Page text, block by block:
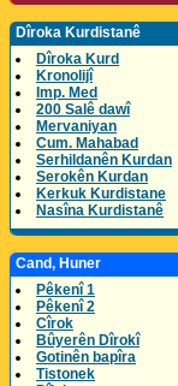
Dîroka Kurdistanê
Dîroka Kurd
Kronolijî
Imp. Med
200 Salê dawî
Mervaniyan
Cum. Mahabad
Serhildanên Kurdan
Serokên Kurdan
Kerkuk Kurdistane
Nasîna Kurdistanê
Cand, Huner
Pêkenî 1
Pêkenî 2
Cîrok
Bûyerên Dîrokî
Gotinên bapîra
Tistonek